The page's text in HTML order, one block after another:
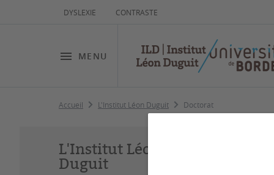
DYSLEXIE CONTRASTE
MENU
Accueil L'Institut Léon Duguit Doctorat
L'Institut Léon
Duguit